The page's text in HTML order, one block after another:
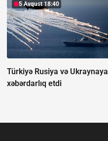
5 Avqust 18:40
Türkiyə Rusiya və Ukraynaya
xəbərdarlıq etdi